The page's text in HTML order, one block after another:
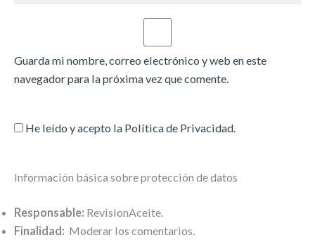
Guarda mi nombre, correo electrónico y web en este
navegador para la próxima vez que comente.
He leído y acepto la Política de Privacidad
Información básica sobre protección de datos
Responsable: RevisionAceite.
Finalidad: Moderar los comentarios.